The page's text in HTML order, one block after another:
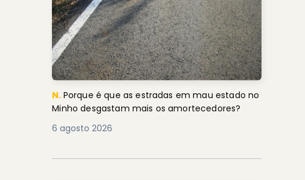
N. Porque é que as estradas em mau estado no
Minho desgastam mais os amortecedores?
6 agosto 2026